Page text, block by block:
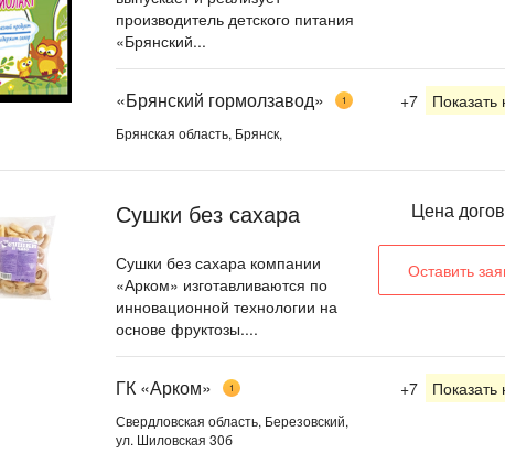
производитель детского питания
«Брянский...
«Брянский гормолзавод» 1
Брянская область, Брянск,
+7
Сушки без сахара
Сушки без сахара компании
«Арком» изготавливаются по
инновационной технологии на
основе фруктозы....
Цена
Оставить
ГК «Арком» 1
Свердловская область, Березовский,
ул. Шиловская 30б
+7